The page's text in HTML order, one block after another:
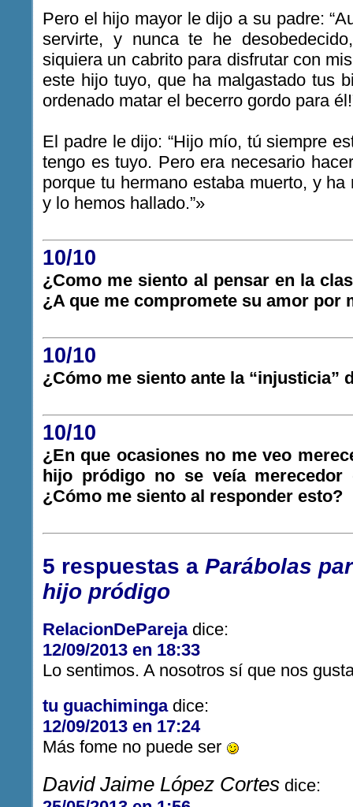
Pero el hijo mayor le dijo a su padre:
servirte, y nunca te he
siquiera un cabrito para disfrutar con
este hijo tuyo, que ha malgastado tus
ordenado matar el becerro gordo para
El padre le dijo: “Hijo mío, tú siempre
tengo es tuyo. Pero era necesario
porque tu hermano estaba muerto, y
y lo hemos hallado.”»
10/10
¿Como me siento al pensar en la
¿A que me compromete su amor por
10/10
¿Cómo me siento ante la “injusticia”
10/10
¿En que ocasiones no me veo
hijo pródigo no se veía
¿Cómo me siento al responder esto?
5 respuestas a Parábolas
hijo pródigo
RelacionDePareja dice:
12/09/2013 en 18:33
Lo sentimos. A nosotros sí que nos
tu guachiminga dice:
12/09/2013 en 17:24
Más fome no puede ser
David Jaime López Cortes dice: